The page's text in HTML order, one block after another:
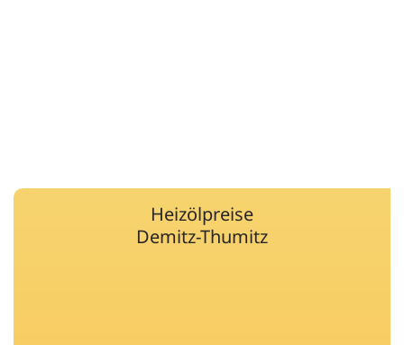
Heizölpreise
Demitz-Thumitz